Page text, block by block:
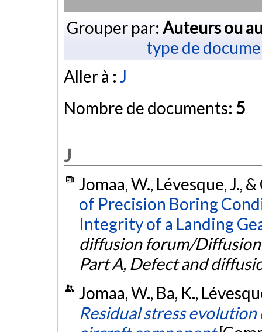
Grouper par: Auteurs ou
type de
Aller à : J
Nombre de documents: 5
J
Jomaa, W., Lévesque, J.,
of Precision Boring
Integrity of a Landing
diffusion forum/Diffusion
Part A, Defect and
Jomaa, W., Ba, K.,
Residual stress